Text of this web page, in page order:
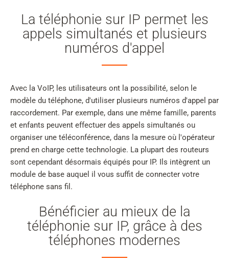
La téléphonie sur IP permet les
appels simultanés et plusieurs
numéros d'appel
Avec la VoIP, les utilisateurs ont la possibilité, selon le
modèle du téléphone, d'utiliser plusieurs numéros d'appel par
raccordement. Par exemple, dans une même famille, parents
et enfants peuvent effectuer des appels simultanés ou
organiser une téléconférence, dans la mesure où l'opérateur
prend en charge cette technologie. La plupart des routeurs
sont cependant désormais équipés pour IP. Ils intègrent un
module de base auquel il vous suffit de connecter votre
téléphone sans fil.
Bénéficier au mieux de la
téléphonie sur IP, grâce à des
téléphones modernes